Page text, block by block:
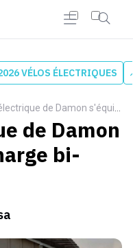
VÉLOS ÉLECTRIQUES
de Damon s'équipe d'une charge bi-directionnelle
de Damon
bi-